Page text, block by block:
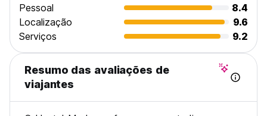
Pessoal
8.4
Localização
9.6
Serviços
9.2
Resumo das avaliações de
viajantes